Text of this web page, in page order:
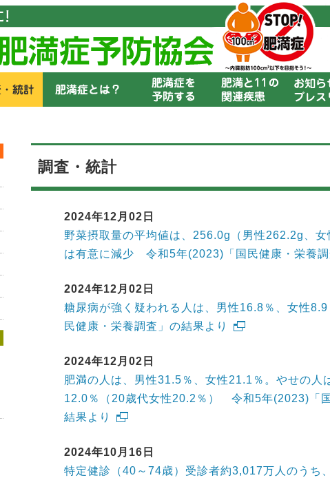
調査・統計
2024年12月02日
野菜摂取量の平均値は、256.0g（男性262.2g、
は有意に減少 令和5年(2023)「国民健康・栄養調
2024年12月02日
糖尿病が強く疑われる人は、男性16.8％、女性
民健康・栄養調査」の結果より
2024年12月02日
肥満の人は、男性31.5％、女性21.1％。やせの人
12.0％（20歳代女性20.2％） 令和5年(2023)「
結果より
2024年10月16日
特定健診（40～74歳）受診者約3,017万人のうち